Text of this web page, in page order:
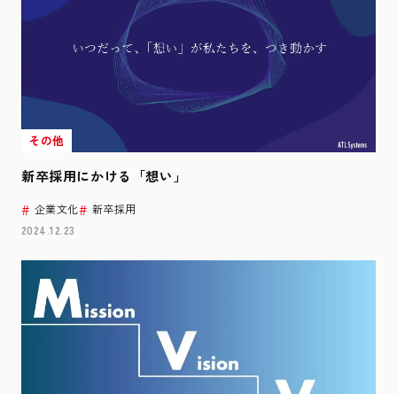
その他
新卒採用にかける「想い」
企業文化
新卒採用
2024.12.23